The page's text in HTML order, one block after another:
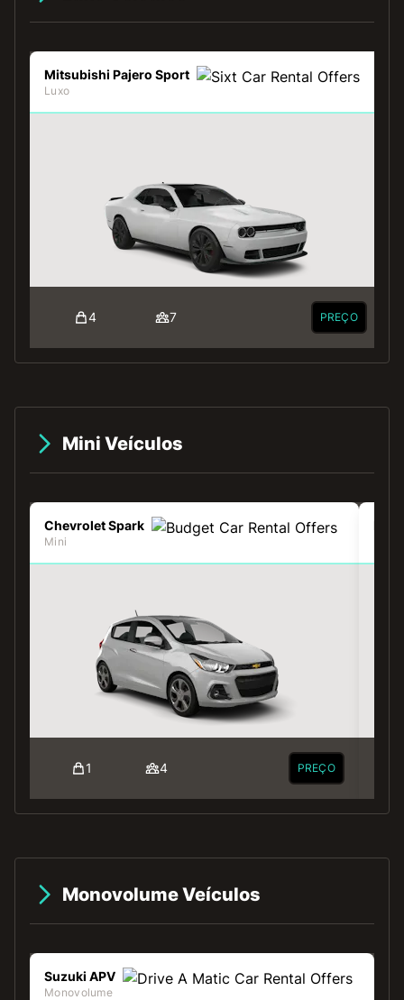
Mitsubishi Pajero Sport
Luxo
4 7 PREÇO
Mini Veículos
Chevrolet Spark
Mini
1 4 PREÇO
Kia
Monovolume Veículos
Suzuki APV
Monovolume